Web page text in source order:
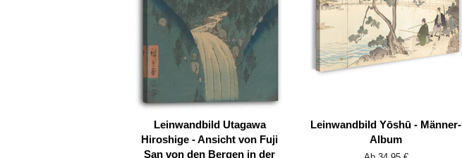
Leinwandbild Utagawa
Hiroshige - Ansicht von Fuji
San von den Bergen in der
Leinwandbild Yōshū - Männer-
Album